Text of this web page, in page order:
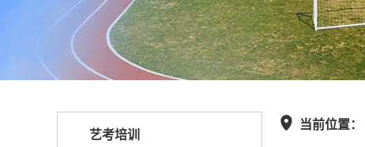
艺考培训
 当前位置：